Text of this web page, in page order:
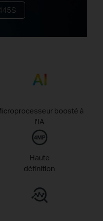
boosté à
l'IA
Haute
définition